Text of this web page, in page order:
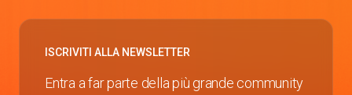
ISCRIVITI ALLA NEWSLETTER
Entra a far parte della più grande community